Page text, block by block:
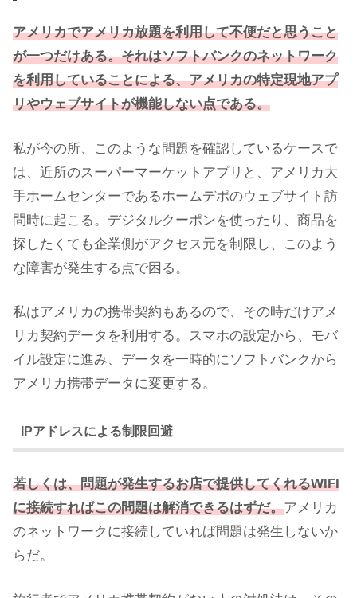
アメリカでアメリカ放題を利用して不便だと思うこと
が一つだけある。それはソフトバンクのネットワーク
を利用していることによる、アメリカの特定現地アプ
リやウェブサイトが機能しない点である。
私が今の所、このような問題を確認しているケースで
は、近所のスーパーマーケットアプリと、アメリカ大
手ホームセンターであるホームデポのウェブサイト訪
問時に起こる。デジタルクーポンを使ったり、商品を
探したくても企業側がアクセス元を制限し、このよう
な障害が発生する点で困る。
私はアメリカの携帯契約もあるので、その時だけアメ
リカ契約データを利用する。スマホの設定から、モバ
イル設定に進み、データを一時的にソフトバンクから
アメリカ携帯データに変更する。
IPアドレスによる制限回避
若しくは、問題が発生するお店で提供してくれるWIFI
に接続すればこの問題は解消できるはずだ。アメリカ
のネットワークに接続していれば問題は発生しないか
らだ。